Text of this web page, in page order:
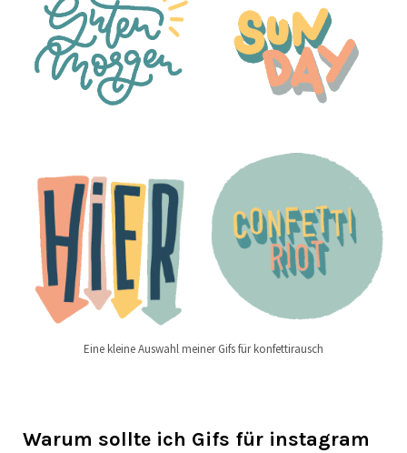
Eine kleine Auswahl meiner Gifs für konfettirausch
Warum sollte ich Gifs für instagram